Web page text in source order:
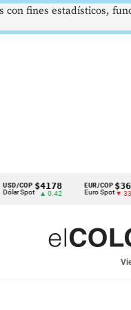
$4178
▲ 0.42
EUR/COP
Euro Spot
$3639
▼ 33.00
con fines estadísticos,